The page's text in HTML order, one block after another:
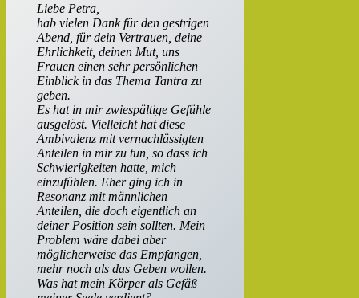
Liebe Petra,
hab vielen Dank für den gestrigen
Abend, für dein Vertrauen, deine
Ehrlichkeit, deinen Mut, uns
Frauen einen sehr persönlichen
Einblick in das Thema Tantra zu
geben.
Es hat in mir zwiespältige Gefühle
ausgelöst. Vielleicht hat diese
Ambivalenz mit vernachlässigten
Anteilen in mir zu tun, so dass ich
Schwierigkeiten hatte, mich
einzufühlen. Eher ging ich in
Resonanz mit männlichen
Anteilen, die doch eigentlich an
deiner Position sein sollten. Mein
Problem wäre dabei aber
möglicherweise das Empfangen,
mehr noch als das Geben wollen.
Was hat mein Körper als Gefäß